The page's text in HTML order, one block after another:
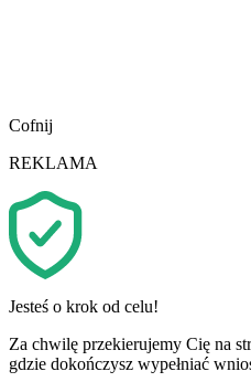
Cofnij
REKLAMA
Jesteś o krok od celu!
Za chwilę przekierujemy Cię na
gdzie dokończysz wypełniać